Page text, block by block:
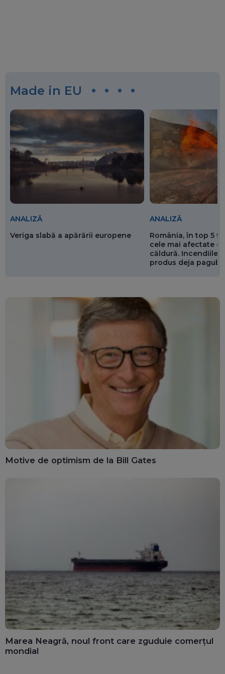
Made in EU
ANALIZĂ
Veriga slabă a apărării europene
ANALIZĂ
România, în top 5
cele mai afectate
căldură. Incendiile
produs deja
Motive de optimism de la Bill Gates
Marea Neagră, noul front care zguduie comerțul
mondial